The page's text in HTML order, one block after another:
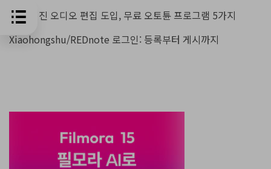
더 쉬워진 오디오 편집 도입, 무료 오토튠 프로그램 5가지
Xiaohongshu/REDnote 로그인: 등록부터 게시까지